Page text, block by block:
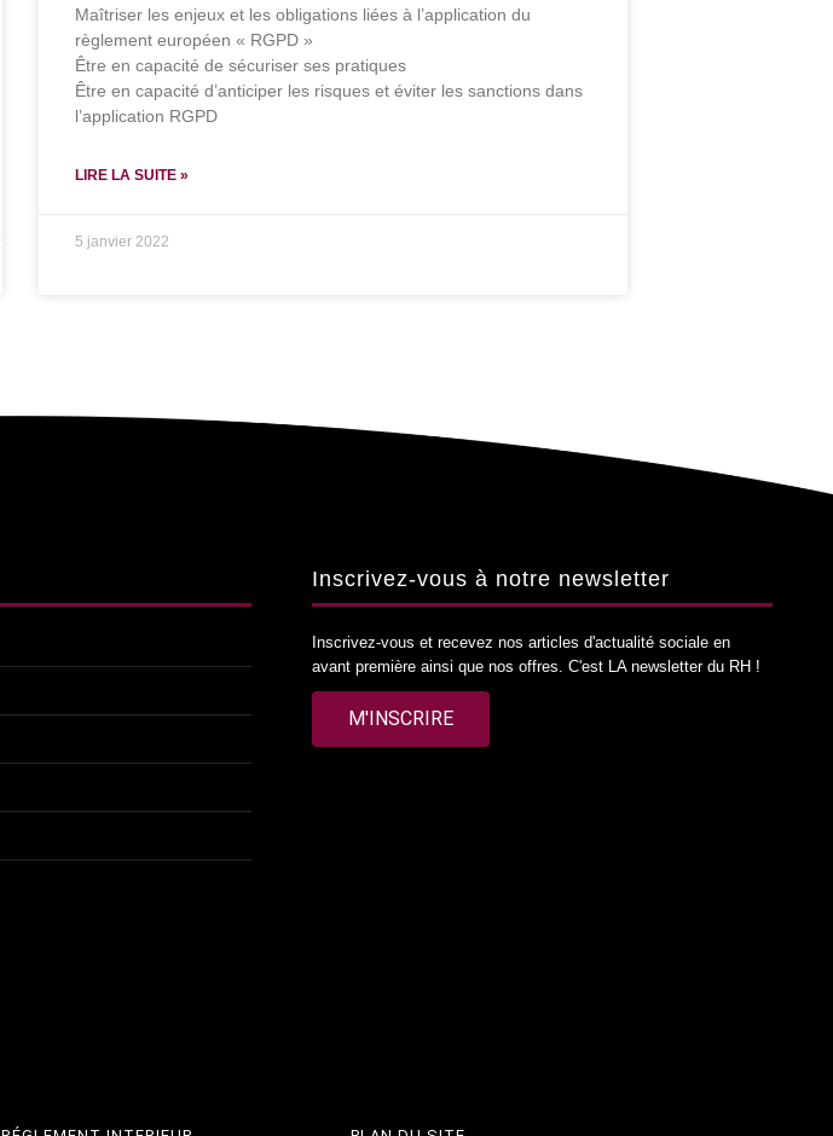
Maîtriser les enjeux et les obligations liées à l’application du
règlement européen « RGPD »
Être en capacité de sécuriser ses pratiques
Être en capacité d’anticiper les risques et éviter les sanctions dans
l’application RGPD
LIRE LA SUITE »
5 janvier 2022
Inscrivez-vous à notre newsletter
Inscrivez-vous et recevez nos articles d'actualité sociale en
avant première ainsi que nos offres. C'est LA newsletter du RH !
M'INSCRIRE